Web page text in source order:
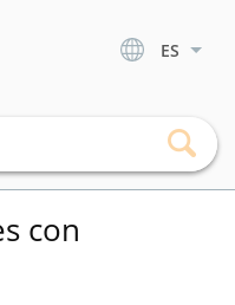
ES
con